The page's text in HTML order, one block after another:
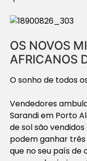
OS NOVOS
AFRICANOS
O sonho de todos
Vendedores
Sarandi em Porto
de sol são
podem ganhar
que no seu país de